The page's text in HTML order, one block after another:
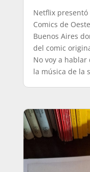
Netflix presentó
Comics de
Buenos Aires
del comic
No voy a
la música de la